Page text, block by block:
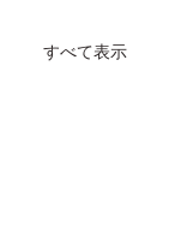
すべて表示